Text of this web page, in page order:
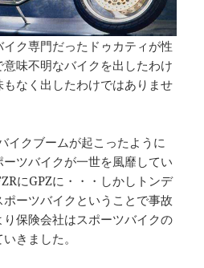
ク専門だったドゥカティが性
味不明なバイクを出したわけ
なく出したわけではありませ
イクブームが起こったように
ツバイクが一世を風靡してい
にGPZに・・・しかしトンデ
ーツバイクということで事故
保険会社はスポーツバイクの
きました。